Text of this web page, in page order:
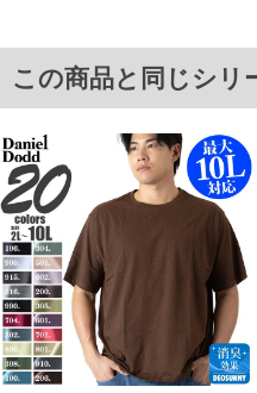
3L/52/25/126/74
4L/54/26/132/76
5L/56/27/138/78
8L/62/30/156/84
10L/66/32/168/88
単位はcm
※【返品交換について】
返品交換希望の方は、商品到着後1週間以
下着(肌着)やワイシャツは商品の性質上
ご了承くださいませ。
※【ボトムの裾上げをご希望の場合】
裾上げ料金は500円+税となります。
備考欄に股下●cmとご記入下さい。（裾
上の品が対象。1本5,999円以下の商品は
出荷まで約1週間～20日間程お時間を頂く
この商品と同じシリ